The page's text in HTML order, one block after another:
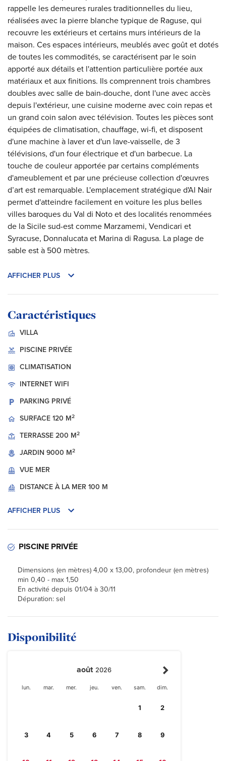
rappelle les demeures rurales traditionnelles du lieu,
réalisées avec la pierre blanche typique de Raguse, qui
recouvre les extérieurs et certains murs intérieurs de la
maison. Ces espaces intérieurs, meublés avec goût et dotés
de toutes les commodités, se caractérisent par le soin
apporté aux détails et l'attention particulière portée aux
matériaux et aux finitions. Ils comprennent trois chambres
doubles avec salle de bain-douche, dont l'une avec accès
depuis l'extérieur, une cuisine moderne avec coin repas et
un grand coin salon avec télévision. Toutes les pièces sont
équipées de climatisation, chauffage, wi-fi, et disposent
d'une machine à laver et d'un lave-vaisselle, de 3
télévisions, d'un four électrique et d'un barbecue. La
touche de couleur apportée par certains compléments
d'ameublement et par une précieuse collection d'œuvres
d’art est remarquable. L'emplacement stratégique d'Al Nair
permet d'atteindre facilement en voiture les plus belles
villes baroques du Val di Noto et des localités renommées
de la Sicile sud-est comme Marzamemi, Vendicari et
Syracuse, Donnalucata et Marina di Ragusa. La plage de
sable est à 500 mètres.
AFFICHER PLUS
Caractéristiques
VILLA
PISCINE PRIVÉE
CLIMATISATION
INTERNET WIFI
PARKING PRIVÉ
SURFACE 120 M2
TERRASSE 200 M2
JARDIN 9000 M2
VUE MER
DISTANCE À LA MER 100 M
AFFICHER PLUS
PISCINE PRIVÉE
Dimensions (en mètres) 4,00 x 13,00, profondeur (en mètres)
min 0,40 - max 1,50
En activité depuis 01/04 à 30/11
Dépuration: sel
Disponibilité
août 2026
lun. mar. mer. jeu. ven. sam. dim.
1 2
3 4 5 6 7 8 9